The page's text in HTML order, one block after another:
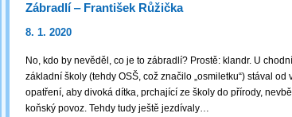
Zábradlí ‒ František Růžička
8. 1. 2020
No, kdo by nevěděl, co je to zábradlí? Prostě: klandr. U
základní školy (tehdy OSŠ, což značilo „osmiletku“) stával
opatření, aby divoká dítka, prchající ze školy do přírody,
koňský povoz. Tehdy tudy ještě jezdívaly…